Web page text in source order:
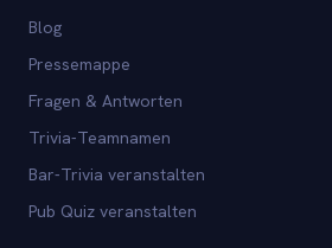
Blog
Pressemappe
Fragen & Antworten
Trivia-Teamnamen
Bar-Trivia veranstalten
Pub Quiz veranstalten